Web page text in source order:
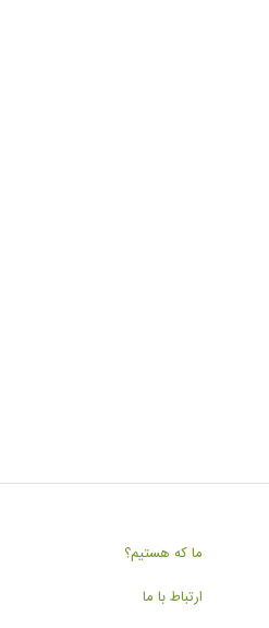
ما که هستیم؟
ارتباط با ما